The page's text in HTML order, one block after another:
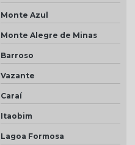
Monte Azul
Monte Alegre de Minas
Barroso
Vazante
Caraí
Itaobim
Lagoa Formosa